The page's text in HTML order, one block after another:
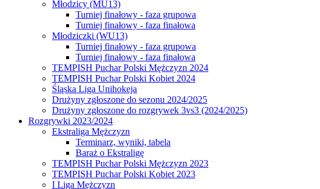
Młodzicy (MU13)
Turniej finałowy - faza grupowa
Turniej finałowy - faza finałowa
Młodziczki (WU13)
Turniej finałowy - faza grupowa
Turniej finałowy - faza finałowa
TEMPISH Puchar Polski Mężczyzn 2024
TEMPISH Puchar Polski Kobiet 2024
Śląska Liga Unihokeja
Drużyny zgłoszone do sezonu 2024/2025
Drużyny zgłoszone do rozgrywek 3vs3 (2024/2025)
Rozgrywki 2023/2024
Ekstraliga Mężczyzn
Terminarz, wyniki, tabela
Baraż o Ekstraligę
TEMPISH Puchar Polski Mężczyzn 2023
TEMPISH Puchar Polski Kobiet 2023
I Liga Mężczyzn